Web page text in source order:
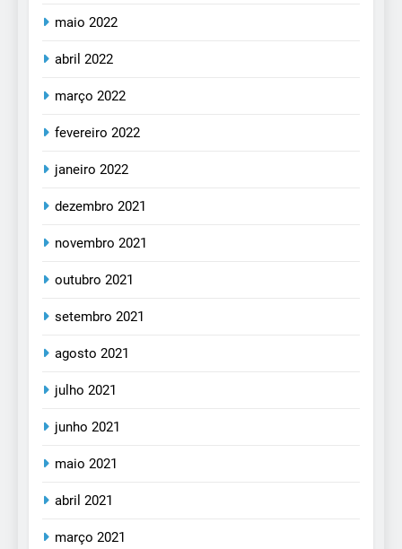
maio 2022
abril 2022
março 2022
fevereiro 2022
janeiro 2022
dezembro 2021
novembro 2021
outubro 2021
setembro 2021
agosto 2021
julho 2021
junho 2021
maio 2021
abril 2021
março 2021